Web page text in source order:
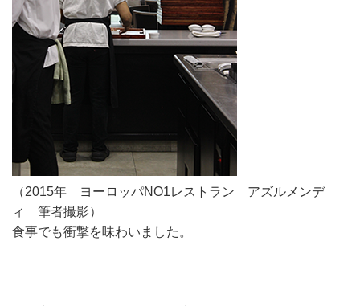
（2015年 ヨーロッパNO1レストラン アズルメンデ
ィ 筆者撮影）
食事でも衝撃を味わいました。